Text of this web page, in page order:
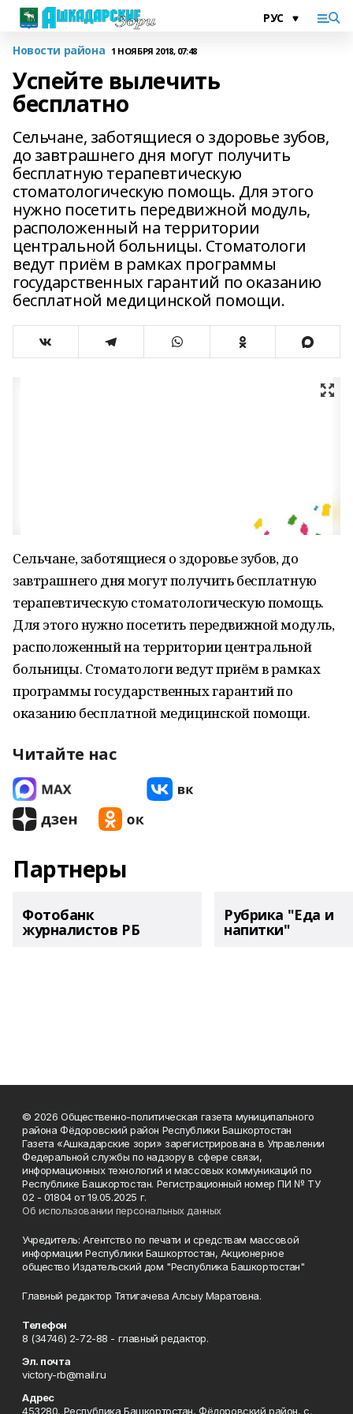
Новости района 1 НОЯБРЯ 2018, 07:48
Успейте вылечить
бесплатно
Сельчане, заботящиеся о здоровье зубов,
до завтрашнего дня могут получить
бесплатную терапевтическую
стоматологическую помощь. Для этого
нужно посетить передвижной модуль,
расположенный на территории
центральной больницы. Стоматологи
ведут приём в рамках программы
государственных гарантий по оказанию
бесплатной медицинской помощи.
Сельчане, заботящиеся о здоровье зубов, до
завтрашнего дня могут получить бесплатную
терапевтическую стоматологическую помощь.
Для этого нужно посетить передвижной модуль,
расположенный на территории центральной
больницы. Стоматологи ведут приём в рамках
программы государственных гарантий по
оказанию бесплатной медицинской помощи.
Читайте нас
Партнеры
Фотобанк
журналистов РБ
Рубрика "Еда и
напитки"
© 2026 Общественно-политическая газета муниципального
района Фёдоровский район Республики Башкортостан
Газета «Ашкадарские зори» зарегистрирована в Управлении
Федеральной службы по надзору в сфере связи,
информационных технологий и массовых коммуникаций по
Республике Башкортостан. Регистрационный номер ПИ № ТУ
02 - 01804 от 19.05.2025 г.
Об использовании персональных данных
Учредитель: Агентство по печати и средствам массовой
информации Республики Башкортостан, Акционерное
общество Издательский дом "Республика Башкортостан"
Главный редактор Тятигачева Алсыу Маратовна.
Телефон
8 (34746) 2-72-88 - главный редактор.
Эл. почта
victory-rb@mail.ru
Адрес
453280, Республика Башкортостан, Фёдоровский район, с.